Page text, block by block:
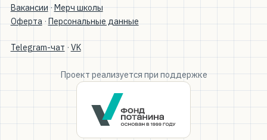
Вакансии · Мерч школы
Оферта· Персональные данные
Telegram-чат · VK
Проект реализуется при поддержке